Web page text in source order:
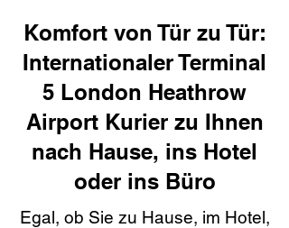
Komfort von Tür zu Tür:
Internationaler Terminal
5 London Heathrow
Airport Kurier zu Ihnen
nach Hause, ins Hotel
oder ins Büro
Egal, ob Sie zu Hause, im Hotel,